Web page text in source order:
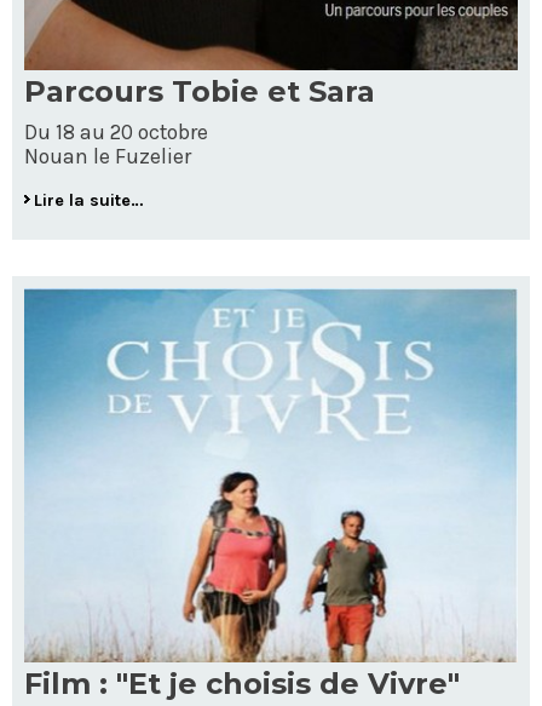
Parcours Tobie et Sara
Du 18 au 20 octobre
Nouan le Fuzelier
Lire la suite…
Film : "Et je choisis de Vivre"